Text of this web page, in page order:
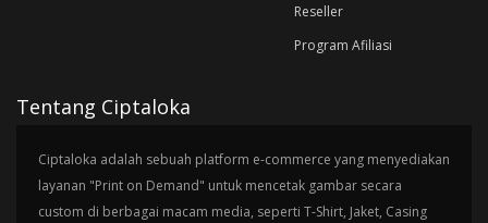
Reseller
Program Afiliasi
Tentang Ciptaloka
Ciptaloka adalah sebuah platform e-commerce yang menyediakan
layanan "Print on Demand" untuk mencetak gambar secara
custom di berbagai macam media, seperti T-Shirt, Jaket, Casing